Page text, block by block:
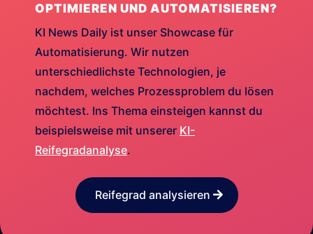
OPTIMIEREN UND AUTOMATISIEREN?
KI News Daily ist unser Showcase für
Automatisierung. Wir nutzen
unterschiedlichste Technologien, je
nachdem, welches Prozessproblem du lösen
möchtest. Ins Thema einsteigen kannst du
beispielsweise mit unserer KI-
Reifegradanalyse.
Reifegrad analysieren